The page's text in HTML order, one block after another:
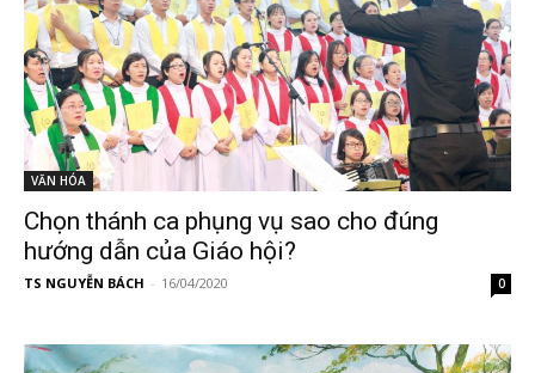
VĂN HÓA
Chọn thánh ca phụng vụ sao cho đúng
hướng dẫn của Giáo hội?
TS NGUYỄN BÁCH - 16/04/2020 0